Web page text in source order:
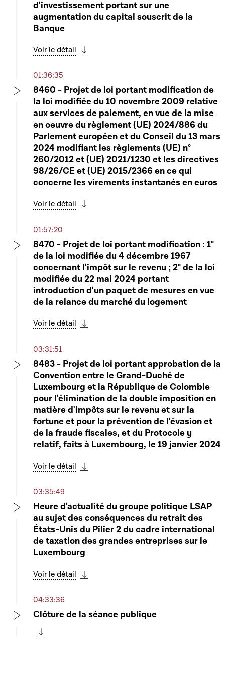
d'investissement portant sur une
augmentation du capital souscrit de la
Banque
Voir le détail
01:36:35
8460 - Projet de loi portant modification de
la loi modifiée du 10 novembre 2009 relative
aux services de paiement, en vue de la mise
en oeuvre du règlement (UE) 2024/886 du
Parlement européen et du Conseil du 13 mars
2024 modifiant les règlements (UE) n°
260/2012 et (UE) 2021/1230 et les directives
98/26/CE et (UE) 2015/2366 en ce qui
concerne les virements instantanés en euros
Voir le détail
01:57:20
8470 - Projet de loi portant modification : 1°
de la loi modifiée du 4 décembre 1967
concernant l'impôt sur le revenu ; 2° de la loi
modifiée du 22 mai 2024 portant
introduction d'un paquet de mesures en vue
de la relance du marché du logement
Voir le détail
03:31:51
8483 - Projet de loi portant approbation de la
Convention entre le Grand-Duché de
Luxembourg et la République de Colombie
pour l'élimination de la double imposition en
matière d'impôts sur le revenu et sur la
fortune et pour la prévention de l'évasion et
de la fraude fiscales, et du Protocole y
relatif, faits à Luxembourg, le 19 janvier 2024
Voir le détail
03:35:49
Heure d'actualité du groupe politique LSAP
au sujet des conséquences du retrait des
États-Unis du Pilier 2 du cadre international
de taxation des grandes entreprises sur le
Luxembourg
Voir le détail
04:33:36
Clôture de la séance publique